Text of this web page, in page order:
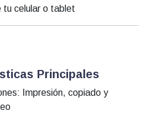
tu celular o tablet
Principales
Impresión, copiado y